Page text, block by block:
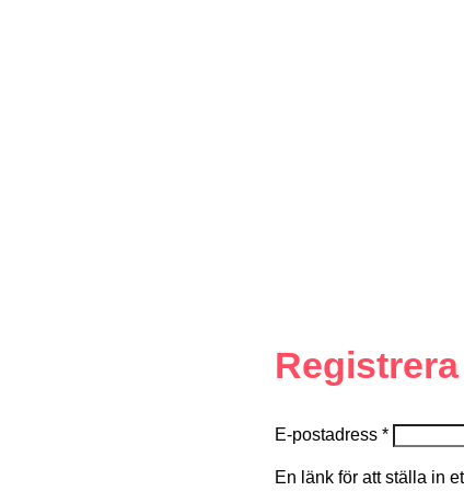
Registrera
E-postadress *
En länk för att ställa in